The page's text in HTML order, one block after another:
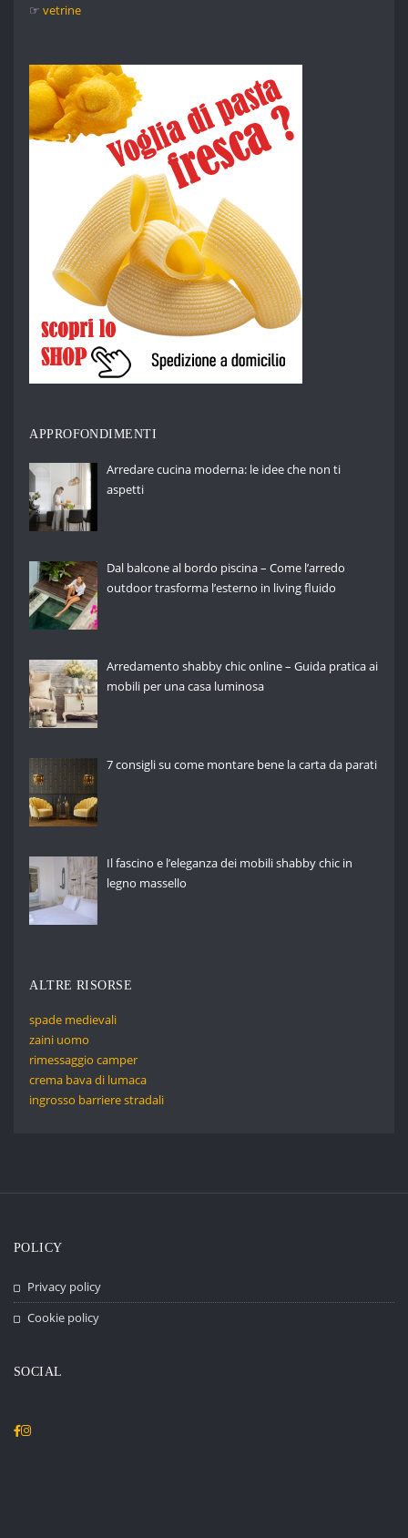
☞vetrine
APPROFONDIMENTI
Arredare cucina moderna: le idee che non ti
aspetti
Dal balcone al bordo piscina – Come l’arredo
outdoor trasforma l’esterno in living fluido
Arredamento shabby chic online – Guida pratica ai
mobili per una casa luminosa
7 consigli su come montare bene la carta da parati
Il fascino e l’eleganza dei mobili shabby chic in
legno massello
ALTRE RISORSE
spade medievali
zaini uomo
rimessaggio camper
crema bava di lumaca
ingrosso barriere stradali
POLICY
Privacy policy
Cookie policy
SOCIAL